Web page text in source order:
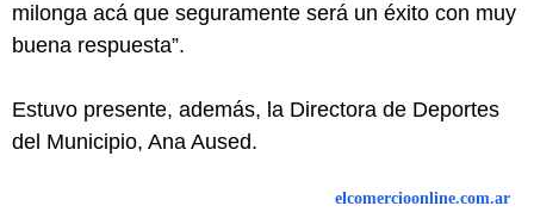
milonga acá que seguramente será un éxito con muy
buena respuesta”.
Estuvo presente, además, la Directora de Deportes
del Municipio, Ana Aused.
elcomercioonline.com.ar